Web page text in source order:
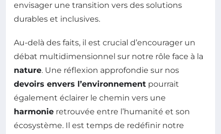
envisager une transition vers des solutions
durables et inclusives.
Au-delà des faits, il est crucial d’encourager un
débat multidimensionnel sur notre rôle face à la
nature. Une réflexion approfondie sur nos
devoirs envers l’environnement pourrait
également éclairer le chemin vers une
harmonie retrouvée entre l’humanité et son
écosystème. Il est temps de redéfinir notre